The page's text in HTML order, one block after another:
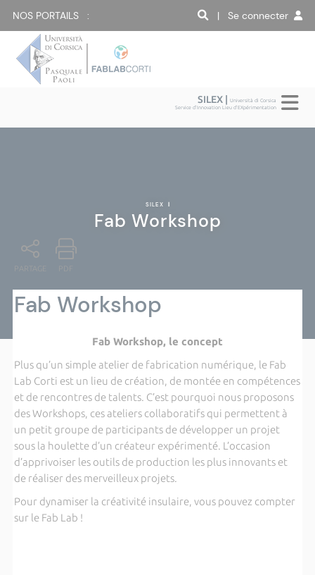
NOS PORTAILS : | Se connecter
SILEX |Università di Corsica
Service d'Innovation Lieu d'EXpérimentation
SILEX |
Fab Workshop
PARTAGE PDF
Fab Workshop
Fab Workshop, le concept
Plus qu’un simple atelier de fabrication numérique, le Fab
Lab Corti est un lieu de création, de montée en compétences
et de rencontres de talents. C’est pourquoi nous proposons
des Workshops, ces ateliers collaboratifs qui permettent à
un petit groupe de participants de développer un projet
sous la houlette d’un créateur expérimenté. L’occasion
d’apprivoiser les outils de production les plus innovants et
de réaliser des merveilleux projets.
Pour dynamiser la créativité insulaire, vous pouvez compter
sur le Fab Lab !